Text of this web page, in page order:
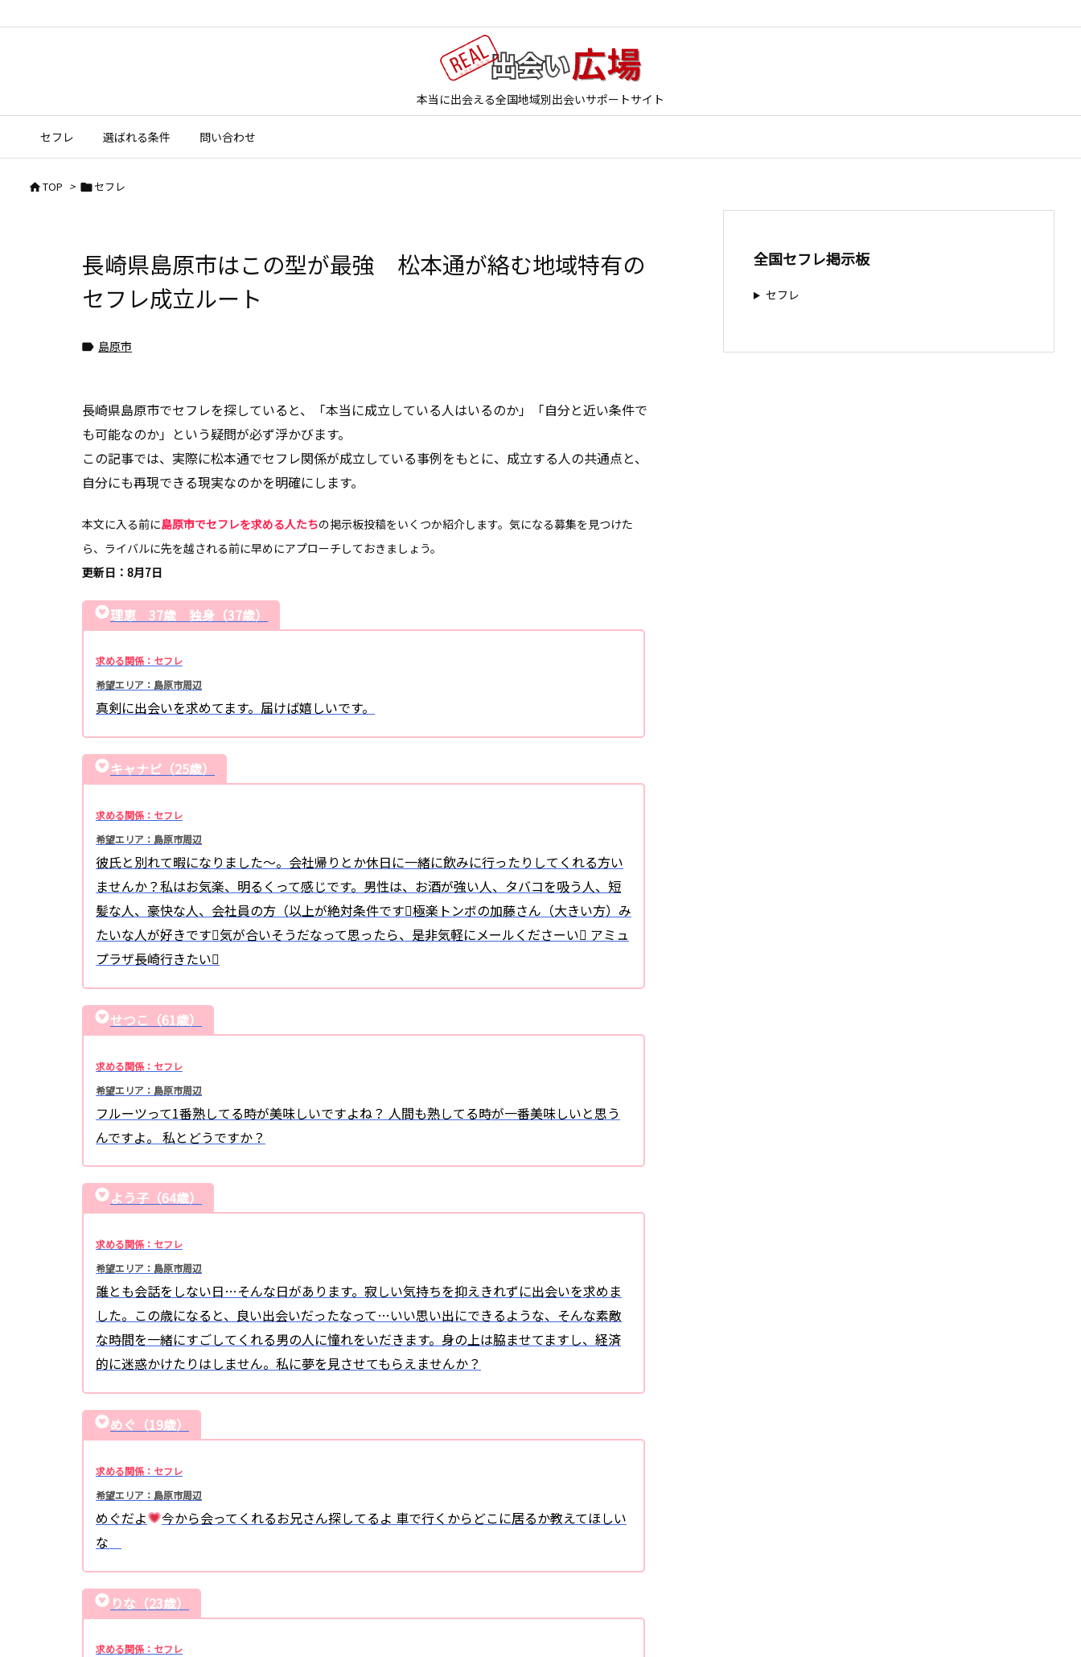
本当に出会える全国地域別出会いサポートサイト
セフレ 選ばれる条件 問い合わせ
TOP > セフレ
長崎県島原市はこの型が最強 松本通が絡む地域特有の
セフレ成立ルート
 島原市
長崎県島原市でセフレを探していると、「本当に成立している人はいるのか」「自分と近い条件で
も可能なのか」という疑問が必ず浮かびます。
この記事では、実際に松本通でセフレ関係が成立している事例をもとに、成立する人の共通点と、
自分にも再現できる現実なのかを明確にします。
本文に入る前に島原市でセフレを求める人たちの掲示板投稿をいくつか紹介します。気になる募集を見つけた
ら、ライバルに先を越される前に早めにアプローチしておきましょう。
更新日：8月7日
理恵 37歳 独身（37歳）
求める関係：セフレ
希望エリア：島原市周辺
真剣に出会いを求めてます。届けば嬉しいです。
キャナピ（25歳）
求める関係：セフレ
希望エリア：島原市周辺
彼氏と別れて暇になりました〜。会社帰りとか休日に一緒に飲みに行ったりしてくれる方い
ませんか？私はお気楽、明るくって感じです。男性は、お酒が強い人、タバコを吸う人、短
髪な人、豪快な人、会社員の方（以上が絶対条件です極楽トンボの加藤さん（大きい方）み
たいな人が好きです気が合いそうだなって思ったら、是非気軽にメールくださーい アミュ
プラザ長崎行きたい
せつこ（61歳）
求める関係：セフレ
希望エリア：島原市周辺
フルーツって1番熟してる時が美味しいですよね？ 人間も熟してる時が一番美味しいと思う
んですよ。 私とどうですか？
よう子（64歳）
求める関係：セフレ
希望エリア：島原市周辺
誰とも会話をしない日…そんな日があります。寂しい気持ちを抑えきれずに出会いを求めま
した。この歳になると、良い出会いだったなって…いい思い出にできるような、そんな素敵
な時間を一緒にすごしてくれる男の人に憧れをいだきます。身の上は脇ませてますし、経済
的に迷惑かけたりはしません。私に夢を見させてもらえませんか？
めぐ（19歳）
求める関係：セフレ
希望エリア：島原市周辺
めぐだよ
今から会ってくれるお兄さん探してるよ 車で行くからどこに居るか教えてほしい
な
りな（23歳）
求める関係：セフレ
全国セフレ掲示板
セフレ